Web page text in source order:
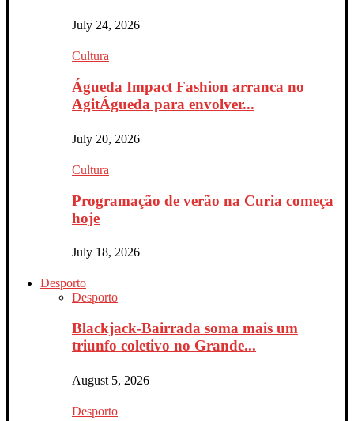
July 24, 2026
Cultura
Águeda Impact Fashion arranca no
AgitÁgueda para envolver...
July 20, 2026
Cultura
Programação de verão na Curia começa
hoje
July 18, 2026
Desporto
Desporto
Blackjack-Bairrada soma mais um
triunfo coletivo no Grande...
August 5, 2026
Desporto